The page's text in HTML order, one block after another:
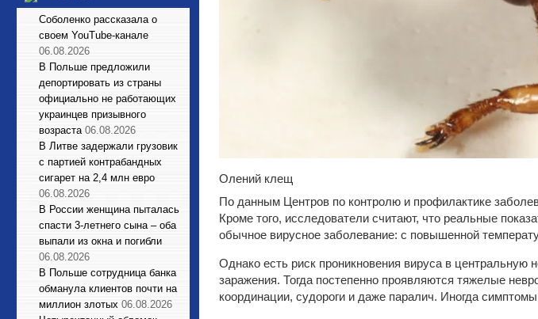
Соболенко рассказала о
своем YouTube-канале
06.08.2026
В Польше предложили
депортировать из страны
официально не работающих
украинцев призывного
возраста 06.08.2026
В Литве задержали грузовик
с партией контрабандных
сигарет на 2,4 млн евро
06.08.2026
В России женщина пыталась
спасти 3-летнего сына – оба
выпали из окна и погибли
06.08.2026
В Польше сотрудница банка
обманула клиентов почти на
миллион злотых 06.08.2026
Олений клещ
По данным Центров по контролю и профилактике
Кроме того, исследователи считают, что реальные
обычное вирусное заболевание: с повышенной
Однако есть риск проникновения вируса в центральную
заражения. Тогда постепенно проявляются тяжелые
координации, судороги и даже паралич. Иногда